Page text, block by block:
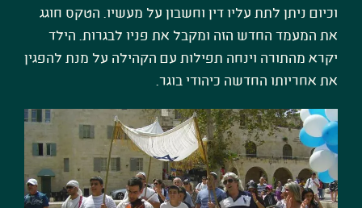
וכיום ניתן לתת עליו דין וחשבון על מעשיו. הטקס חוגג
את המעמד החדש הזה ומקבל את פניו לבגרות. הילד
יקרא מהתורה וינחה תפילות עם הקהילה על מנת להפגין
את אחריותו החדשה כיהודי בוגר.